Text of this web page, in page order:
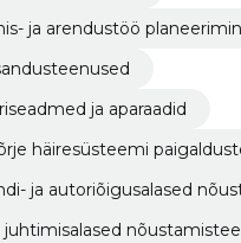
ja arendustöö
ja aparaadid
häiresüsteemi
ja autoriõigusalased
juhtimisalased